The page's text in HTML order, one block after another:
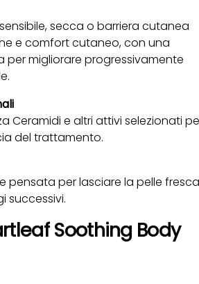
secca o barriera cutanea
e comfort cutaneo, con una
per migliorare progressivamente
Ceramidi e altri attivi selezionati
del trattamento.
pensata per lasciare la pelle
successivi.
Soothing Body